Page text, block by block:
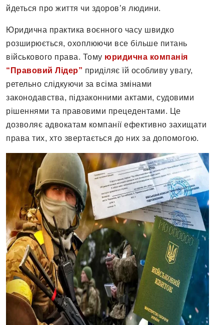
йдеться про життя чи здоров’я людини.
Юридична практика воєнного часу швидко
розширюється, охоплюючи все більше питань
військового права. Тому юридична компанія
“Правовий Лідер” приділяє їй особливу увагу,
ретельно слідкуючи за всіма змінами
законодавства, підзаконними актами, судовими
рішеннями та правовими прецедентами. Це
дозволяє адвокатам компанії ефективно захищати
права тих, хто звертається до них за допомогою.